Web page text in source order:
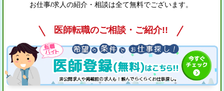
お仕事/求人の紹介・相談は全て無料でございます。
医師転職のご相談・ご紹介!!